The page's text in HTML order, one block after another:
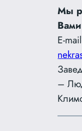
Мы
E-
–